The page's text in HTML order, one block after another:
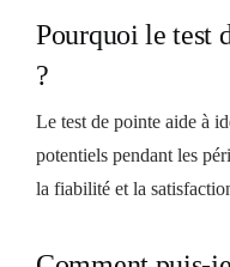
Pourquoi le test
?
Le test de pointe aide à
potentiels pendant les
la fiabilité et la